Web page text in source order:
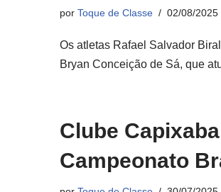
por Toque de Classe 02/08/2025
Os atletas Rafael Salvador
Bryan Conceição de Sá, que
Clube
Campeonato